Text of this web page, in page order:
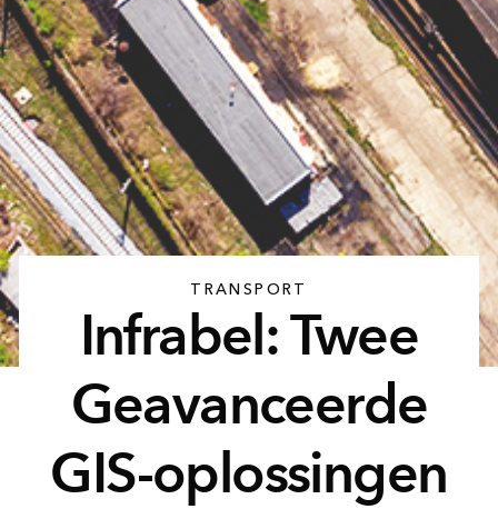
TRANSPORT
Infrabel: Twee
Geavanceerde
GIS-oplossingen